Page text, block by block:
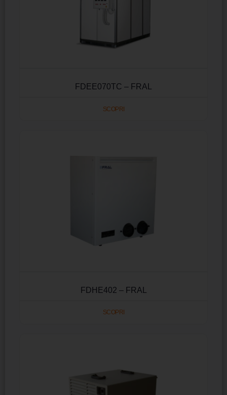
FDEE070TC – FRAL
SCOPRI
FDHE402 – FRAL
SCOPRI